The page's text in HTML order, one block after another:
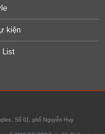
kiện
List
Số 01, phố Nguyễn Huy